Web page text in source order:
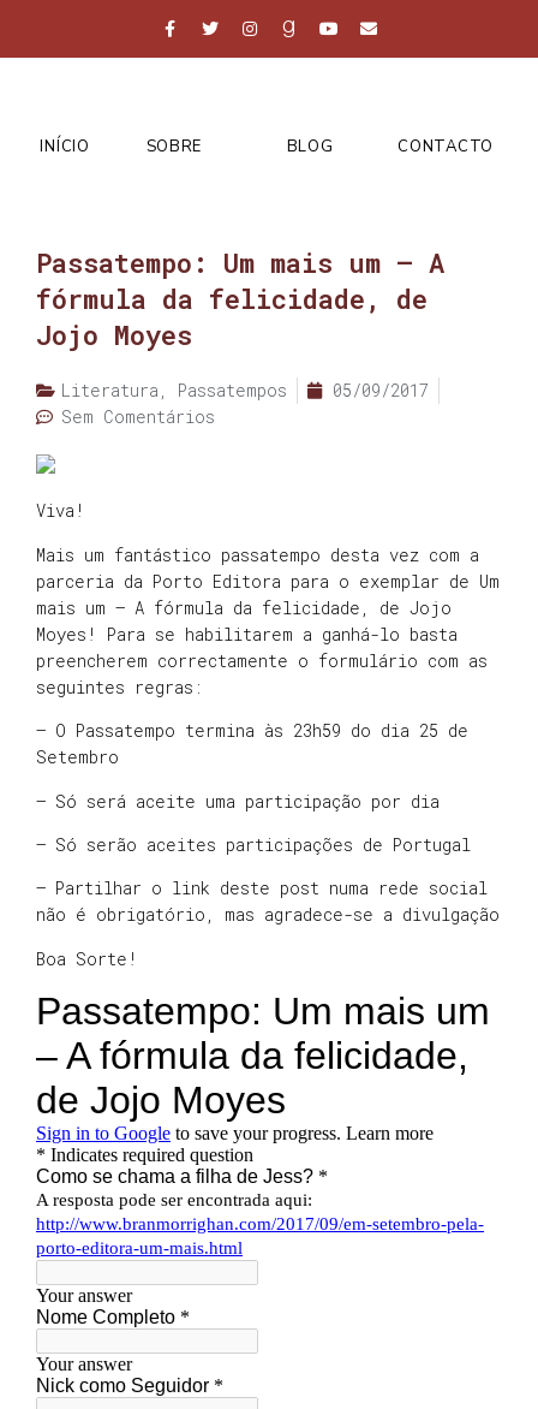
INÍCIO SOBRE BLOG CONTACTO
Passatempo: Um mais um – A
fórmula da felicidade, de
Jojo Moyes
Literatura , Passatempos
05/09/2017
Sem Comentários
Viva!
Mais um fantástico passatempo desta vez com a
parceria da Porto Editora para o exemplar de Um
mais um – A fórmula da felicidade, de Jojo
Moyes! Para se habilitarem a ganhá-lo basta
preencherem correctamente o formulário com as
seguintes regras:
– O Passatempo termina às 23h59 do dia 25 de
Setembro
– Só será aceite uma participação por dia
– Só serão aceites participações de Portugal
– Partilhar o link deste post numa rede social
não é obrigatório, mas agradece-se a divulgação
Boa Sorte!